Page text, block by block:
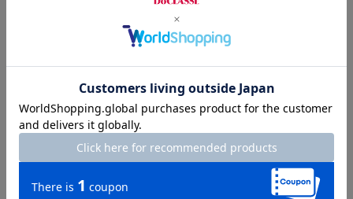
4.4 10レビュー
2026.08.05